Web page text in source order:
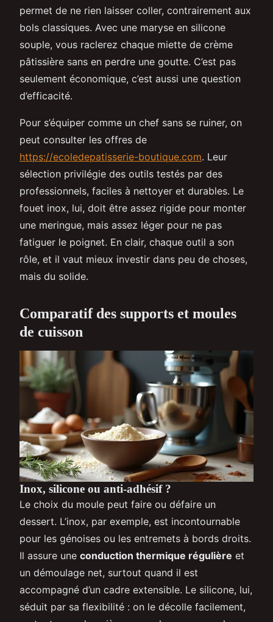
permet de ne rien laisser coller, contrairement aux
bols classiques. Avec une maryse en silicone
souple, vous raclerez chaque miette de crème
pâtissière sans en perdre une goutte. C’est pas
seulement économique, c’est aussi une question
d’efficacité.
Pour s’équiper comme un chef sans se ruiner, on
peut consulter les offres de
https://ecoledepatisserie-boutique.com. Leur
sélection privilégie des outils testés par des
professionnels, faciles à nettoyer et durables. Le
fouet inox, lui, doit être assez rigide pour monter
une meringue, mais assez léger pour ne pas
fatiguer le poignet. En clair, chaque outil a son
rôle, et il vaut mieux investir dans peu de choses,
mais du solide.
Comparatif des supports et moules
de cuisson
Inox, silicone ou anti-adhésif ?
Le choix du moule peut faire ou défaire un
dessert. L’inox, par exemple, est incontournable
pour les génoises ou les entremets à bords droits.
Il assure une conduction thermique régulière et
un démoulage net, surtout quand il est
accompagné d’un cadre extensible. Le silicone, lui,
séduit par sa flexibilité : on le décolle facilement,